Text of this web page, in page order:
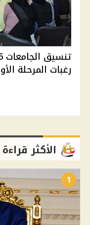
رغبات المرحلة
الأكثر قراءة
1